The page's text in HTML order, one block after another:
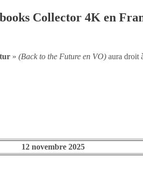
Collector 4K en
» (Back to the Future en VO) aura droit
12 novembre 2025